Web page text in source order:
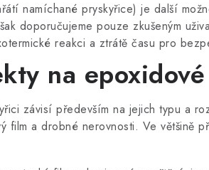
namíchané pryskyřice) je další
doporučujeme pouze zkušeným
reakci a ztrátě času pro
na
závisí především na jejich typu a
film a drobné nerovnosti. Ve většině